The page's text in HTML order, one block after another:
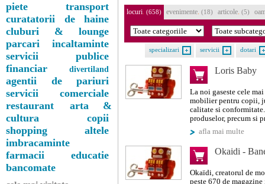
piete
transport
curatatorii de haine
cluburi & lounge
parcari
incaltaminte
servicii publice
financiar
divertiland
agentii de pariuri
servicii comerciale
restaurant
arta &
cultura
copii
shopping
altele
imbracaminte
farmacii
educatie
bancomate
locuri. (658) evenimente. (18) articole. (5)
dotari
servicii
specializari
Loris Baby
La noi gaseste cele
mobilier pentru copii,
calitate si
produselor, precum si
afla mai multe
Okaidi -
Okaïdi, creatorul de
peste 670 de